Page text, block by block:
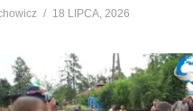
18 LIPCA, 2026